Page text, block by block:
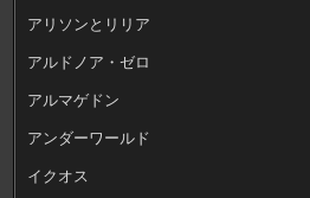
アリソンとリリア
アルドノア・ゼロ
アルマゲドン
アンダーワールド
イクオス